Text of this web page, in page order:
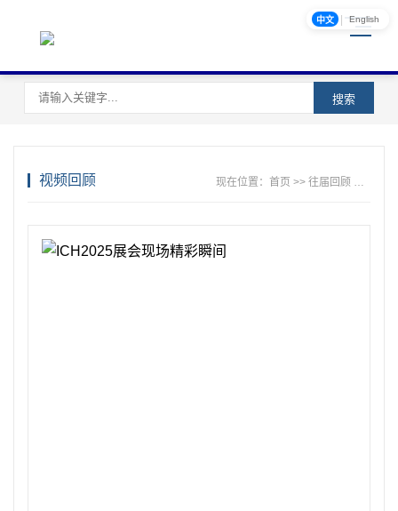
中文 | English
搜索
视频回顾 现在位置：首页 >>往届回顾